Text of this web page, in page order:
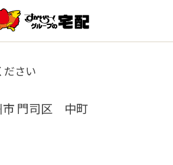
ださい
門司区 中町